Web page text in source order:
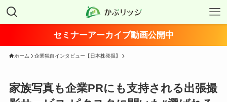
セミナーアーカイブ動画公開中
ホーム 企業独自インタビュー【日本株発掘】
家族写真も企業PRにも支持される出張撮